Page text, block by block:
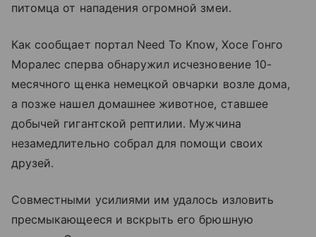
питомца от нападения огромной змеи.
Как сообщает портал Need To Know, Хосе Гонго
Моралес сперва обнаружил исчезновение 10-
месячного щенка немецкой овчарки возле дома,
а позже нашел домашнее животное, ставшее
добычей гигантской рептилии. Мужчина
незамедлительно собрал для помощи своих
друзей.
Совместными усилиями им удалось изловить
пресмыкающееся и вскрыть его брюшную